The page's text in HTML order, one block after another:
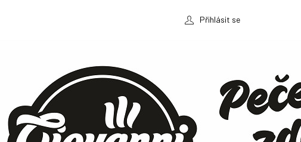
Přihlásit se